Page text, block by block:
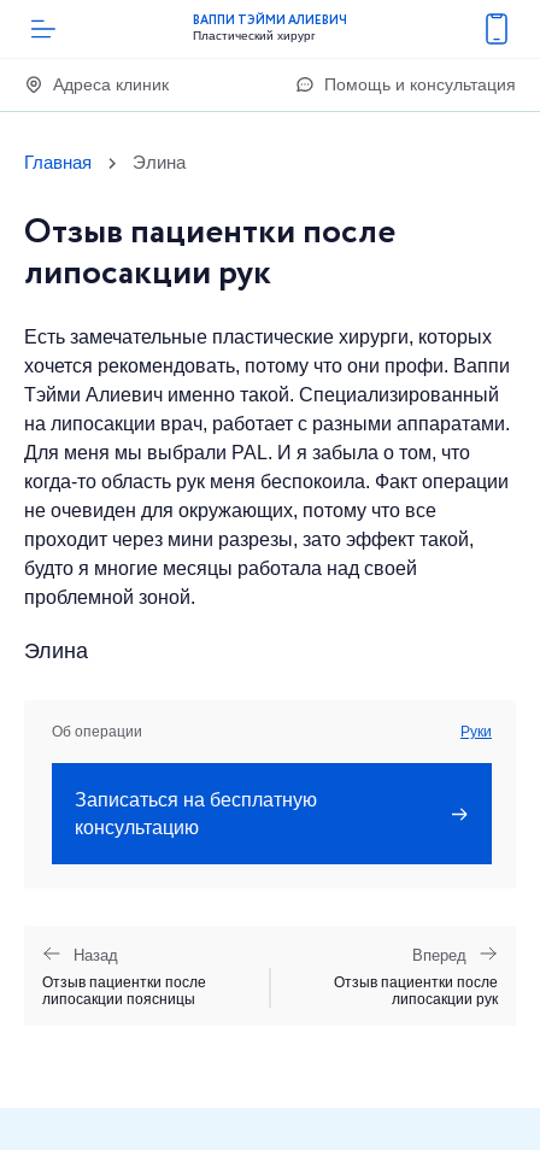
ВАППИ ТЭЙМИ АЛИЕВИЧ
Пластический хирург
Адреса клиник Помощь и консультация
Главная Элина
Отзыв пациентки после
липосакции рук
Есть замечательные пластические хирурги, которых
хочется рекомендовать, потому что они профи. Ваппи
Тэйми Алиевич именно такой. Специализированный
на липосакции врач, работает с разными аппаратами.
Для меня мы выбрали PAL. И я забыла о том, что
когда-то область рук меня беспокоила. Факт операции
не очевиден для окружающих, потому что все
проходит через мини разрезы, зато эффект такой,
будто я многие месяцы работала над своей
проблемной зоной.
Элина
Об операции Руки
Записаться на бесплатную
консультацию
Назад
Отзыв пациентки после
липосакции поясницы
Вперед
Отзыв пациентки после
липосакции рук